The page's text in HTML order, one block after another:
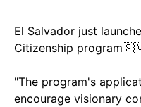
El Salvador just
Citizenship
"The program's
encourage visionary